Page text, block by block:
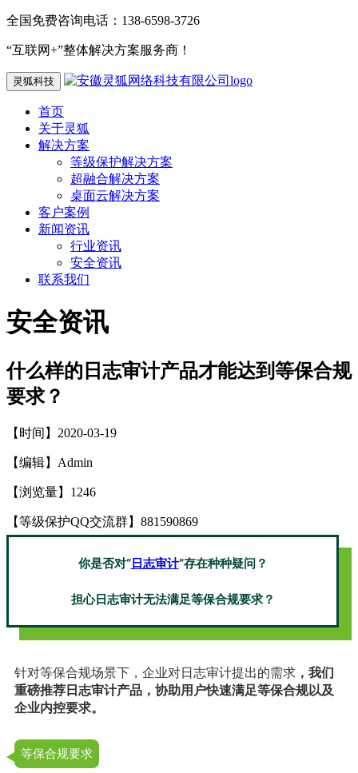
全国免费咨询电话：138-6598-3726
“互联网+”整体解决方案服务商！
灵狐科技
首页
关于灵狐
解决方案
等级保护解决方案
超融合解决方案
桌面云解决方案
客户案例
新闻资讯
行业资讯
安全资讯
联系我们
安全资讯
什么样的日志审计产品才能达到等保合规
要求？
【时间】2020-03-19
【编辑】Admin
【浏览量】 1246
【等级保护QQ交流群】881590869
你是否对“日志审计”存在种种疑问？
担心日志审计无法满足等保合规要求？
针对等保合规场景下，企业对日志审计提出的需求 ，我们
重磅推荐日志审计产品，协助用户快速满足等保合规以及
企业内控要求。
等保合规要求